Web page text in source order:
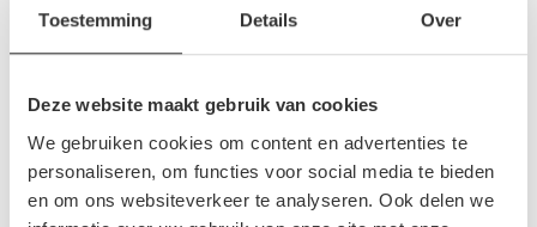
Toestemming Details Over
Deze website maakt gebruik van cookies
We gebruiken cookies om content en advertenties te
personaliseren, om functies voor social media te bieden
en om ons websiteverkeer te analyseren. Ook delen we
Geesteren
Geldermalsen
Groenlo
Harderwijk